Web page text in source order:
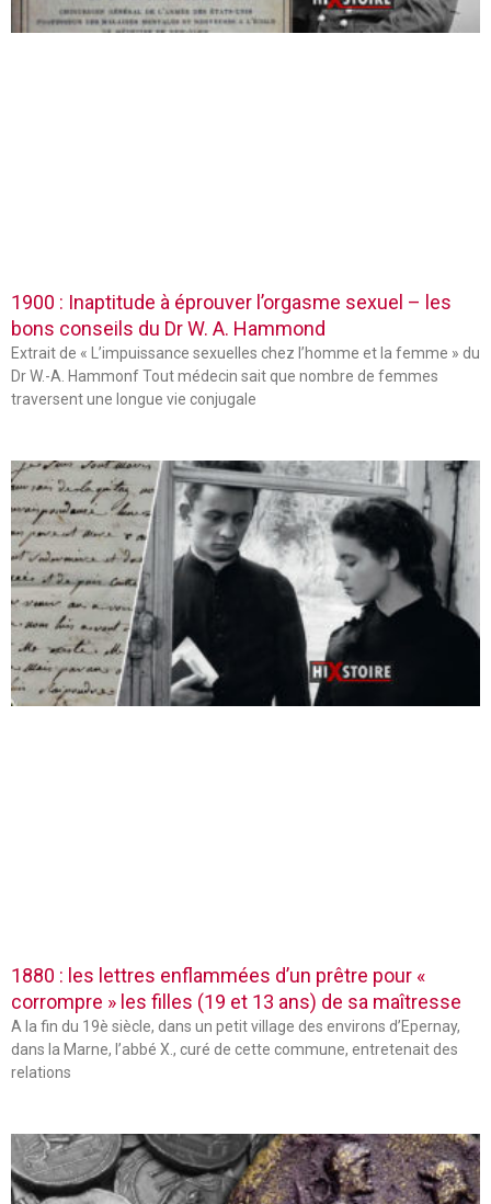
1900 : Inaptitude à éprouver l’orgasme sexuel – les
bons conseils du Dr W. A. Hammond
Extrait de « L’impuissance sexuelles chez l’homme et la femme » du
Dr W.-A. Hammonf Tout médecin sait que nombre de femmes
traversent une longue vie conjugale
1880 : les lettres enflammées d’un prêtre pour «
corrompre » les filles (19 et 13 ans) de sa maîtresse
A la fin du 19è siècle, dans un petit village des environs d’Epernay,
dans la Marne, l’abbé X., curé de cette commune, entretenait des
relations